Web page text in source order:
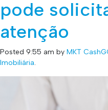
pode
atenção
Posted 9:55 am by MKT
Imobiliária.